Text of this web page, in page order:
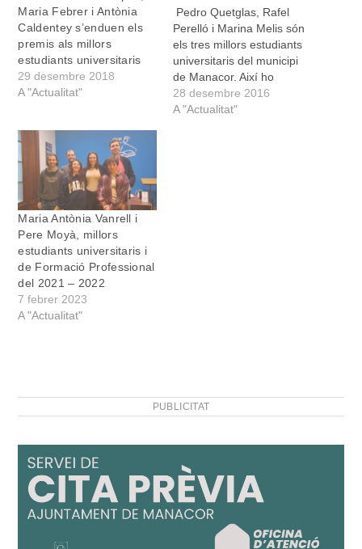
Maria Febrer i Antònia
Caldentey s’enduen els
premis als millors
estudiants universitaris
29 desembre 2018
A "Actualitat"
Pedro Quetglas, Rafel
Perelló i Marina Melis són
els tres millors estudiants
universitaris del municipi
de Manacor. Així ho
certifica el Premi als
Estudis Universitaris del
28 desembre 2016
A "Actualitat"
Maria Antònia Vanrell i
Pere Moyà, millors
estudiants universitaris i
de Formació Professional
del 2021 – 2022
7 febrer 2023
A "Actualitat"
PUBLICITAT